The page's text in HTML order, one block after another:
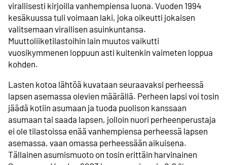
virallisesti kirjoilla vanhempiensa luona. Vuoden 1994
kesäkuussa tuli voimaan laki, joka oikeutti jokaisen
valitsemaan virallisen asuinkuntansa.
Muuttoliiketilastoihin lain muutos vaikutti
vuosikymmenen loppuun asti kuitenkin vaimeten loppua
kohden.
Lasten kotoa lähtöä kuvataan seuraavaksi perheessä
lapsen asemassa olevien määrällä. Perheen lapsi voi tosin
jäädä kotiin asumaan ja tuoda puolison kanssaan
asumaan tai saada lapsen, jolloin nuori perheenperustaja
ei ole tilastoissa enää vanhempiensa perheessä lapsen
asemassa, vaan omassa perheessään aikuisena.
Tällainen asumismuoto on tosin erittäin harvinainen